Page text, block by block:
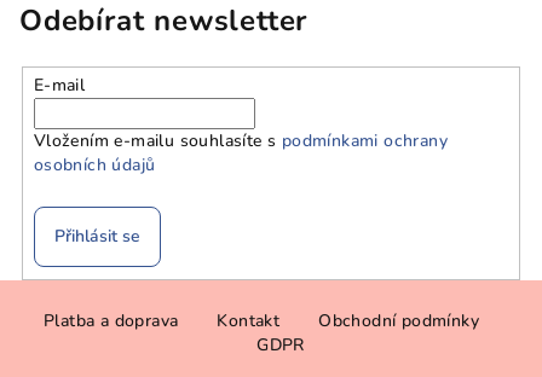
Odebírat newsletter
E-mail
Vložením e-mailu souhlasíte s podmínkami ochrany
osobních údajů
Přihlásit se
Platba a doprava Kontakt
Obchodní podmínky
GDPR